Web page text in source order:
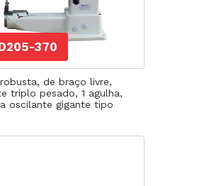
370
de braço livre,
triplo pesado, 1 agulha,
oscilante gigante tipo